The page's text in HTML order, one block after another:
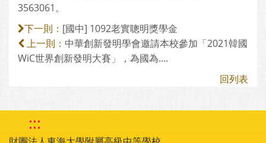
3563061。
下一則： [國中] 1092老實聰明獎學金
上一則： 中華創新發明學會邀請本校參加「2021韓國
WiC世界創新發明大賽」，為國為....
回列表
:::